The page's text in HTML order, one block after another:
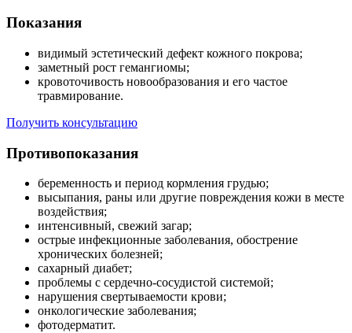
Показания
видимый эстетический дефект кожного покрова;
заметный рост гемангиомы;
кровоточивость новообразования и его частое
травмирование.
Получить консультацию
Противопоказания
беременность и период кормления грудью;
высыпания, раны или другие повреждения кожи в месте
воздействия;
интенсивный, свежий загар;
острые инфекционные заболевания, обострение
хронических болезней;
сахарный диабет;
проблемы с сердечно-сосудистой системой;
нарушения свертываемости крови;
онкологические заболевания;
фотодерматит.